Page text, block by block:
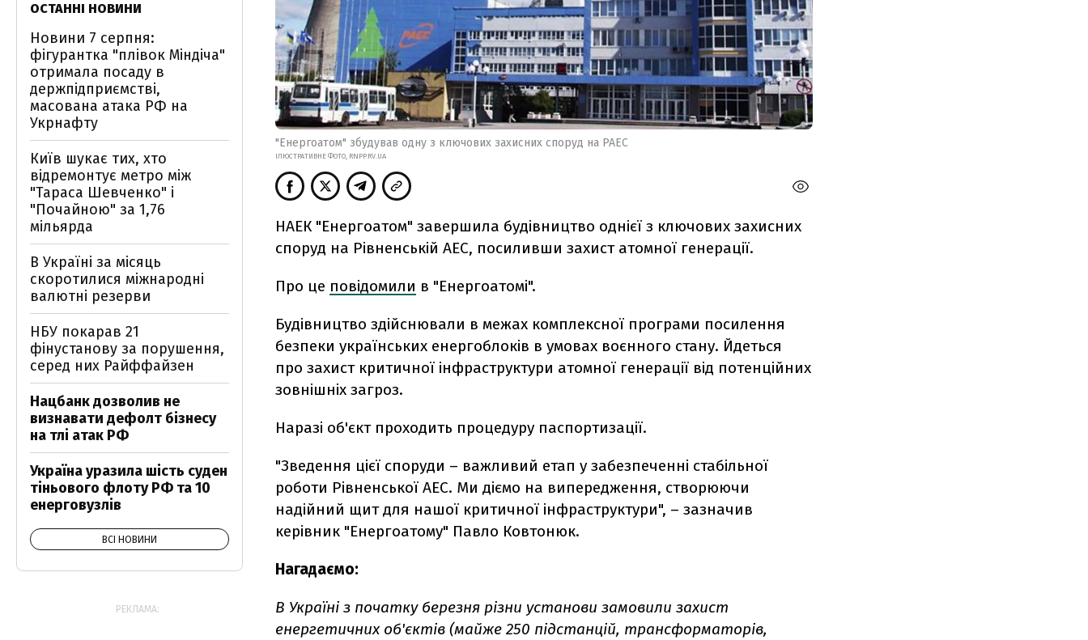
"Енергоатом" збудував одну з ключових захисних споруд на РАЕС
ІЛЮСТРАТИВНЕ ФОТО, RNPP.RV.UA
НАЕК "Енергоатом" завершила будівництво однієї з ключових захисних
споруд на Рівненській АЕС, посиливши захист атомної генерації.
Про це повідомили в "Енергоатомі".
Будівництво здійснювали в межах комплексної програми посилення
безпеки українських енергоблоків в умовах воєнного стану. Йдеться
про захист критичної інфраструктури атомної генерації від потенційних
зовнішніх загроз.
Наразі об'єкт проходить процедуру паспортизації.
"Зведення цієї споруди – важливий етап у забезпеченні стабільної
роботи Рівненської АЕС. Ми діємо на випередження, створюючи
надійний щит для нашої критичної інфраструктури", – зазначив
керівник "Енергоатому" Павло Ковтонюк.
Нагадаємо:
В Україні з початку березня різни установи замовили захист
енергетичних об'єктів (майже 250 підстанцій, трансформаторів,
ОСТАННІ НОВИНИ
Новини 7 серпня:
фігурантка "плівок Міндіча"
отримала посаду в
держпідприємстві,
масована атака РФ на
Укрнафту
Київ шукає тих, хто
відремонтує метро між
"Тараса Шевченко" і
"Почайною" за 1,76
мільярда
В Україні за місяць
скоротилися міжнародні
валютні резерви
НБУ покарав 21
фінустанову за порушення,
серед них Райффайзен
Нацбанк дозволив не
визнавати дефолт бізнесу
на тлі атак РФ
Україна уразила шість суден
тіньового флоту РФ та 10
енерговузлів
ВСІ НОВИНИ
РЕКЛАМА: